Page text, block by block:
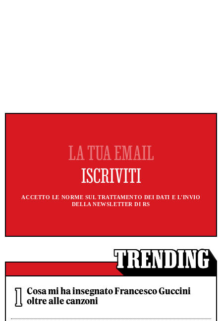
ACCETTO LE NORME SUL TRATTAMENTO DEI DATI E L'INVIO
DELLA NEWSLETTER DI RS
Cosa mi ha insegnato Francesco Guccini
oltre alle canzoni